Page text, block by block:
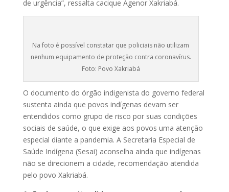
de urgência”, ressalta cacique Agenor Xakriabá.
Na foto é possível constatar que policiais não utilizam
nenhum equipamento de proteção contra coronavírus.
Foto: Povo Xakriabá
O documento do órgão indigenista do governo federal
sustenta ainda que povos indígenas devam ser
entendidos como grupo de risco por suas condições
sociais de saúde, o que exige aos povos uma atenção
especial diante a pandemia. A Secretaria Especial de
Saúde Indígena (Sesai) aconselha ainda que indígenas
não se direcionem a cidade, recomendação atendida
pelo povo Xakriabá.